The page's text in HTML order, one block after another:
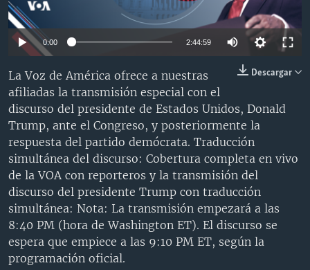
VENEZUELA
BRASIL
NICARAGUA
ECONOMÍA
ENTRETENIMIENTO Y CULTURA
DEPORTES
CIENCIA Y SALUD
MULTIMEDIA
VIDEOS
AUDIOS
PROGRAMAS TV
FORO INTERAMERICANO
VISIÓN 360
LAS CLAVES
PANORAMA
AVANCE INFORMATIVO
AUDIONOTICIAS
BUENOS DÍAS AMÉRICA
ESTADOS UNIDOS AL DÍA
EL MUNDO AL DÍA [RADIO]
FORO [RADIO]
DEPORTIVO INTERNACIONAL
NOTA ECONÓMICA
DIRECT
DOCUMENTALES DE LA VOA
Learning English
SÍGANOS
Idiomas
Auto 360p 480p
1080p
0:00 2:44:59 Auto
240p
480p
720p
1080p
Descargar
La Voz de América ofrece a nuestras
afiliadas la transmisión especial con el
discurso del presidente de Estados Unidos, Donald
Trump, ante el Congreso, y posteriormente la
respuesta del partido demócrata. Traducción
simultánea del discurso: Cobertura completa en vivo
de la VOA con reporteros y la transmisión del
discurso del presidente Trump con traducción
simultánea: Nota: La transmisión empezará a las
8:40 PM (hora de Washington ET). El discurso se
espera que empiece a las 9:10 PM ET, según la
programación oficial.